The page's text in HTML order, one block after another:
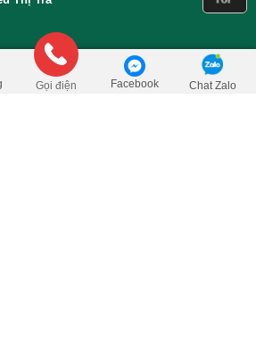
/Cái Đặt mua
Gọi điện Facebook Chat Zalo